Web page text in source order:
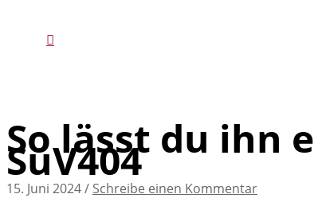
nach:
So lässt du ihn
SuV404
15. Juni 2024/ Schreibe einen Kommentar